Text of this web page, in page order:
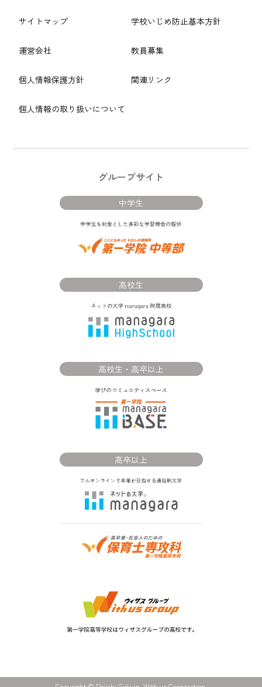
サイトマップ
運営会社
個人情報保護方針
個人情報の取り扱いについて
学校いじめ防止基本方針
教員募集
関連リンク
グループサイト
中学生
高校生
高校生・高卒以上
高卒以上